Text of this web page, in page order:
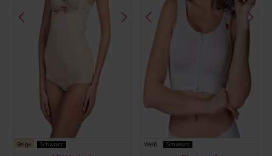
Beige Schwarz Weiß Schwarz